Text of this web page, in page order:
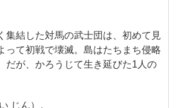
結した対馬の武士団は、初めて見
って初戦で壊滅。島はたちまち侵略
だが、かろうじて生き延びた1人の
じん）。